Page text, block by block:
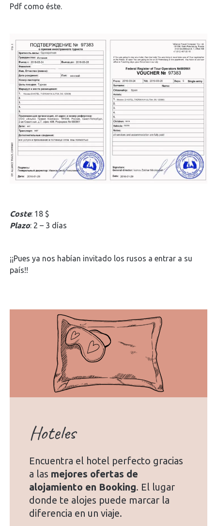
Pdf como éste.
Coste: 18 $
Plazo: 2 – 3 días
¡¡Pues ya nos habían invitado los rusos a entrar a su
país!!
Hoteles
Encuentra el hotel perfecto gracias
a las mejores ofertas de
alojamiento en Booking. El lugar
donde te alojes puede marcar la
diferencia en un viaje.